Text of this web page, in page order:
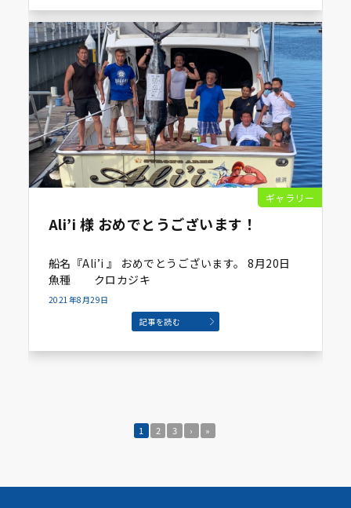
ギャラリー
Ali’i 様 おめでとうございます！
船名『Ali’i 』 おめでとうございます。 8月20日
魚種 クロカジキ
2021年8月29日
記事を読む
1 2 3 › »